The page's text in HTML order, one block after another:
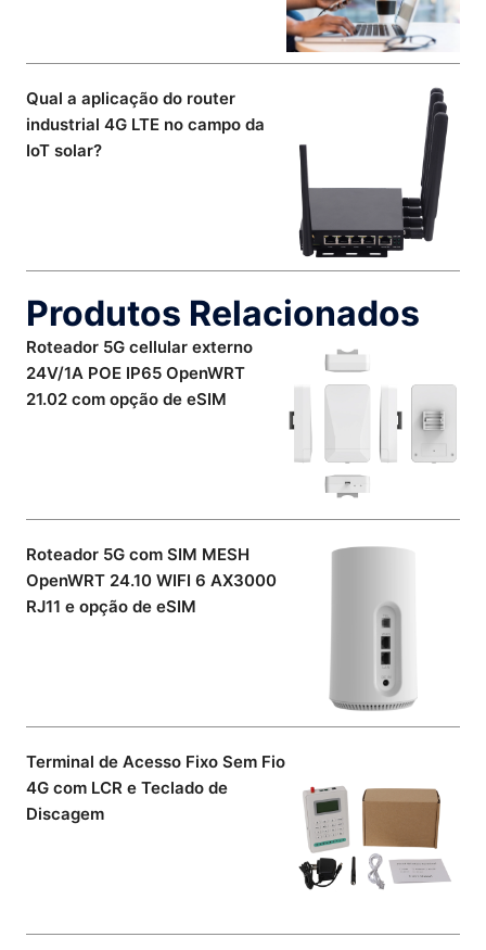
Qual a aplicação do router
industrial 4G LTE no campo da
IoT solar?
Produtos Relacionados
Roteador 5G cellular externo
24V/1A POE IP65 OpenWRT
21.02 com opção de eSIM
Roteador 5G com SIM MESH
OpenWRT 24.10 WIFI 6 AX3000
RJ11 e opção de eSIM
Terminal de Acesso Fixo Sem Fio
4G com LCR e Teclado de
Discagem